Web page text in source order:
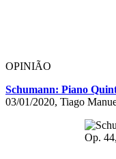
OPINIÃO
Schumann: Piano
03/01/2020, Tiago